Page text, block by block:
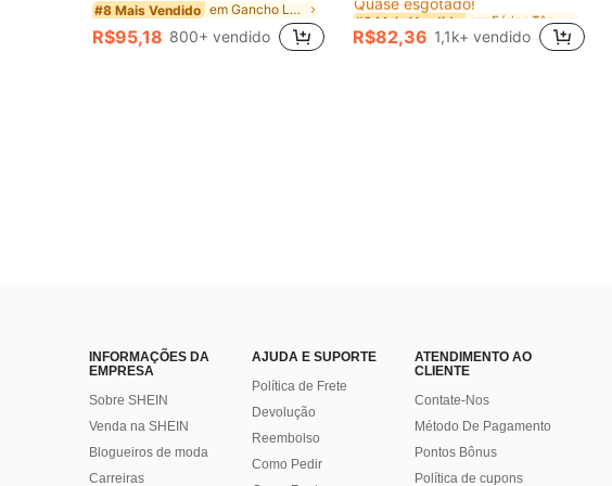
#8 Mais Vendido em Gancho Loop Tênis infantil
R$95,18 800+ vendido
#3 Mais Vendido
Quase esgotado!
#3 Mais Vendido
Quase esgotado!
#3 Mais Vendido em Férias Tênis infantil
R$82,36 1,1k+ vendido
INFORMAÇÕES DA
EMPRESA
Sobre SHEIN
Venda na SHEIN
Blogueiros de moda
Carreiras
AJUDA E SUPORTE
Política de Frete
Devolução
Reembolso
Como Pedir
ATENDIMENTO AO
CLIENTE
Contate-Nos
Método De Pagamento
Pontos Bônus
Política de cupons